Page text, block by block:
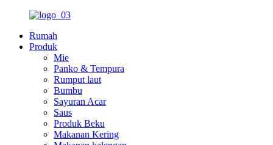
Rumah
Produk
Mie
Panko & Tempura
Rumput laut
Bumbu
Sayuran Acar
Saus
Produk Beku
Makanan Kering